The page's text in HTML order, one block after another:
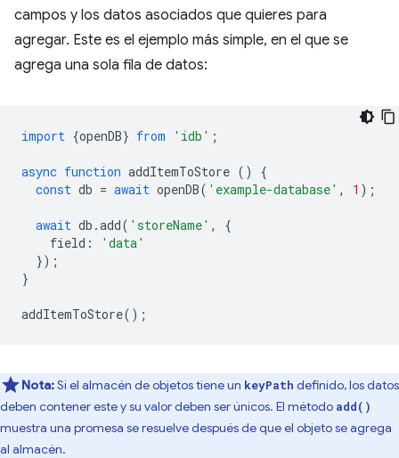
campos y los datos asociados que quieres para
agregar. Este es el ejemplo más simple, en el que se
agrega una sola fila de datos:
import {openDB} from 'idb' ;
async function addItemToStore ()
{
const db = await openDB( 'example-database' , 1 );
await db .add( 'storeName' ,
{
field :
'data'
});
}
addItemToStore();
Nota:Si el almacén de objetos tiene un keyPath definido, los datos
deben contener este y su valor deben ser únicos. El método add()
muestra una promesa se resuelve después de que el objeto se agrega
al almacén.